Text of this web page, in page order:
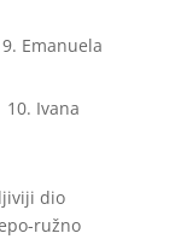
Ivana
dio
ružno